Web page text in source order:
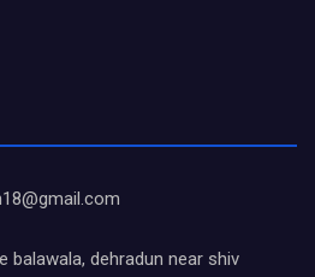
balawala, dehradun near shiv